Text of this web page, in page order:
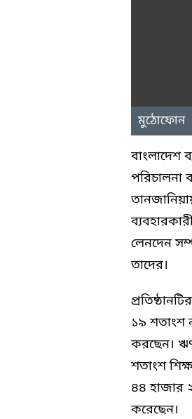
মুঠোফোন
বাংলাদেশ
পরিচালনা
লেনদেন
তাদের।
১৯ শতাংশ
করছেন।
শতাংশ
৪৪ হাজার
করেছেন।